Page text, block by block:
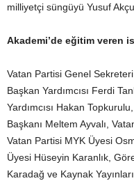
milliyetçi süngüyü Yusuf
Akademi’de eğitim veren
Vatan Partisi Genel
Başkan Yardımcısı Ferdi
Yardımcısı Hakan
Başkanı Meltem Ayvalı,
Vatan Partisi MYK Üyesi
Üyesi Hüseyin Karanlık,
Karadağ ve Kaynak